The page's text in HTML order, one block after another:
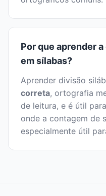
Por que aprender
em sílabas?
Aprender divisão
correta, ortografia
de leitura, e é útil
onde a contagem de
especialmente útil